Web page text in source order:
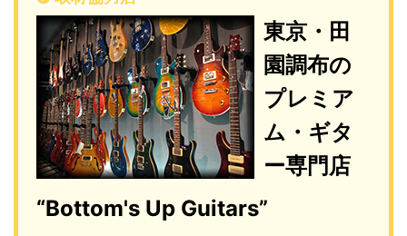
東京・田
園調布の
プレミア
ム・ギタ
ー専門店
“Bottom's Up Guitars”